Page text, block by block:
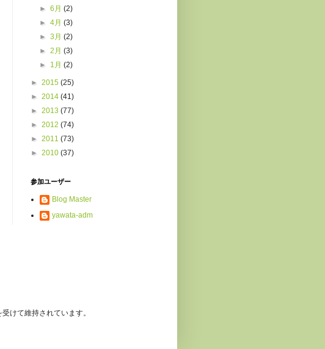
►6月(2)
►4月(3)
►3月(2)
►2月(3)
► 1月(2)
► 2015 (25)
► 2014 (41)
► 2013 (77)
► 2012 (74)
► 2011 (73)
► 2010 (37)
参加ユーザー
Blog Master
yawata-adm
けて維持されています。